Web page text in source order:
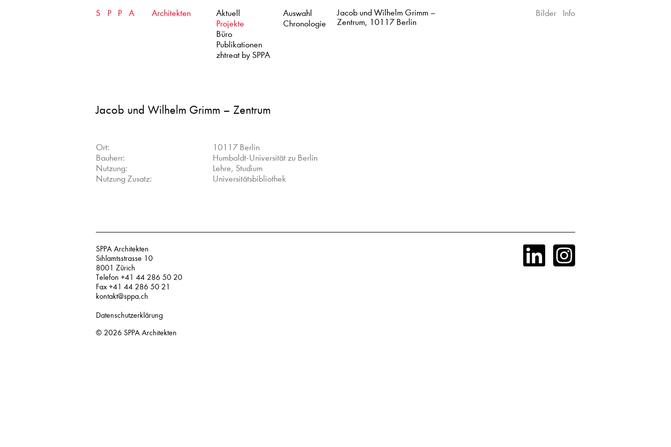
SPPA Architekten
Aktuell
Projekte
Auswahl
Chronologie
Büro
Publikationen
zhtreat by SPPA
Jacob und Wilhelm Grimm –
Zentrum, 10117 Berlin
Bilder Info
Jacob und Wilhelm Grimm – Zentrum
Ort:
10117 Berlin
Bauherr:
Humboldt-Universität zu Berlin
Nutzung:
Lehre, Studium
Nutzung Zusatz:
Universitätsbibliothek
SPPA Architekten
Sihlamtsstrasse 10
8001 Zürich
Telefon +41 44 286 50 20
Fax +41 44 286 50 21
kontakt@sppa.ch
Datenschutzerklärung
© 2026 SPPA Architekten